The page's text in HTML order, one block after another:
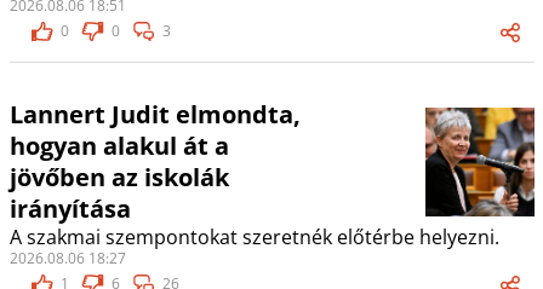
2026.08.06 18:51
0
0 3
Lannert Judit elmondta,
hogyan alakul át a
jövőben az iskolák
irányítása
A szakmai szempontokat szeretnék előtérbe helyezni.
2026.08.06 18:27
1
6 26